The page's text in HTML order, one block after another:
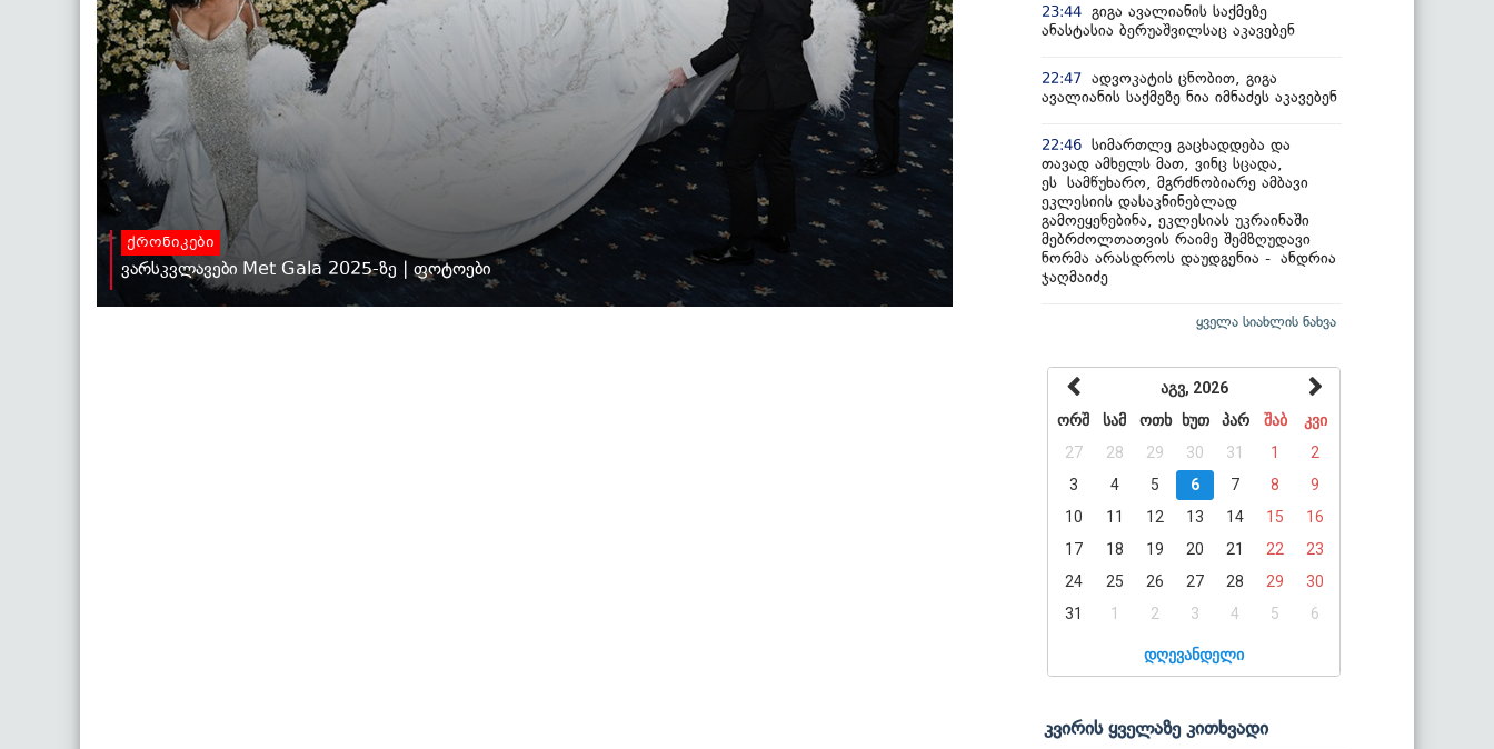
ქრონიკები
ვარსკვლავები Met Gala 2025-ზე | ფოტოები
23:44 გიგა ავალიანის საქმეზე
ანასტასია ბერუაშვილსაც აკავებენ
22:47 ადვოკატის ცნობით, გიგა
ავალიანის საქმეზე ნია იმნაძეს აკავებენ
22:46 სიმართლე გაცხადდება და
თავად ამხელს მათ, ვინც სცადა,
ეს სამწუხარო, მგრძნობიარე ამბავი
ეკლესიის დასაკნინებლად
გამოეყენებინა, ეკლესიას უკრაინაში
მებრძოლთათვის რაიმე შემზღუდავი
ნორმა არასდროს დაუდგენია - ანდრია
ჯაღმაიძე
ყველა სიახლის ნახვა
აგვ, 2026
ორშ
სამ ოთხ ხუთ პარ შაბ
კვი
27
28 29 30 31 1
2
3
4 5 6 7 8
9
10
11 12 13 14 15
16
17
18 19 20 21 22
23
24
25 26 27 28 29
30
31
1 2 3 4 5 6
დღევანდელი
კვირის ყველაზე კითხვადი